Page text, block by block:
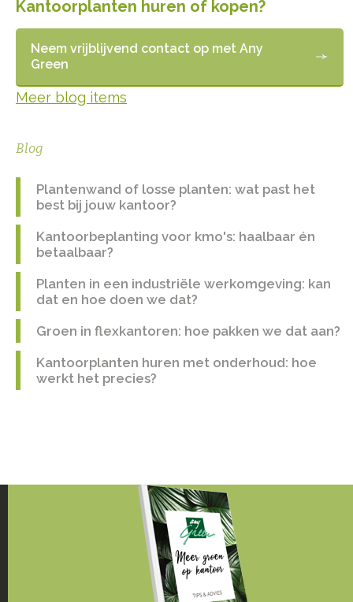
Kantoorplanten huren of kopen?
Neem vrijblijvend contact op met Any
Green
Meer blog items
Blog
Plantenwand of losse planten: wat past het
best bij jouw kantoor?
Kantoorbeplanting voor kmo's: haalbaar én
betaalbaar?
Planten in een industriële werkomgeving: kan
dat en hoe doen we dat?
Groen in flexkantoren: hoe pakken we dat aan?
Kantoorplanten huren met onderhoud: hoe
werkt het precies?